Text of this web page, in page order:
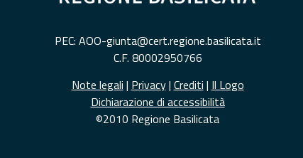
PEC: AOO-giunta@cert.regione.basilicata.it
C.F. 80002950766
Note legali | Privacy| Crediti | Il Logo
Dichiarazione di accessibilità
©2010 Regione Basilicata